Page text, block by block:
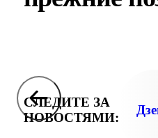
СЛЕДИТЕ ЗА
НОВОСТЯМИ: